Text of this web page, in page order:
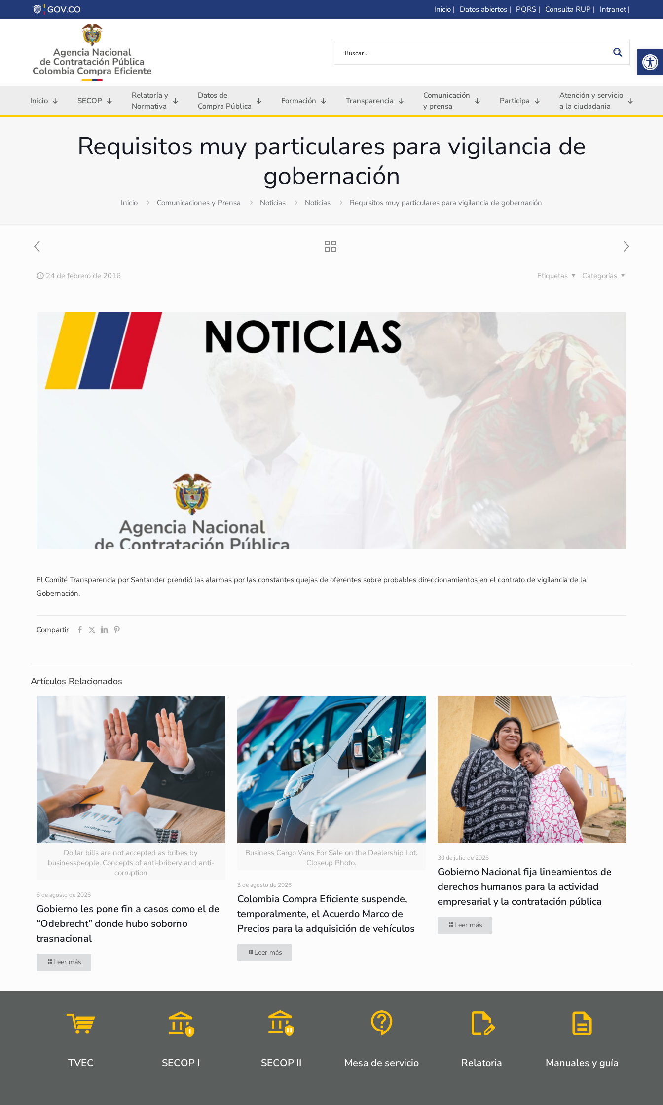
Inicio | Datos abiertos | PQRS | Consulta RUP | Intranet |
Inicio SECOP
Relatoría y
Normativa
Datos de
Compra Pública
Formación Transparencia
Comunicación
y prensa
Participa
Atención y servicio
a la ciudadania
Requisitos muy particulares para vigilancia de
gobernación
Inicio Comunicaciones y Prensa Noticias Noticias Requisitos muy particulares para vigilancia de gobernación
24 de febrero de 2016 Categorías
Etiquetas
El Comité Transparencia por Santander prendió las alarmas por las constantes quejas de oferentes sobre probables direccionamientos en el contrato de vigilancia de la
Gobernación.
Compartir
Artículos Relacionados
Dollar bills are not accepted as bribes by
businesspeople. Concepts of anti-bribery and anti-
corruption
6 de agosto de 2026
Gobierno les pone fin a casos como el de
“Odebrecht” donde hubo soborno
trasnacional
Leer más
Business Cargo Vans For Sale on the Dealership Lot.
Closeup Photo.
3 de agosto de 2026
Colombia Compra Eficiente suspende,
temporalmente, el Acuerdo Marco de
Precios para la adquisición de vehículos
Leer más
30 de julio de 2026
Gobierno Nacional fija lineamientos de
derechos humanos para la actividad
empresarial y la contratación pública
Leer más
TVEC SECOP I SECOP II Mesa de servicio Relatoria Manuales y guía